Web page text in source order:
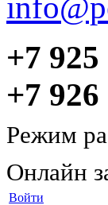
+7
+7
Режим
Онлайн
Войти